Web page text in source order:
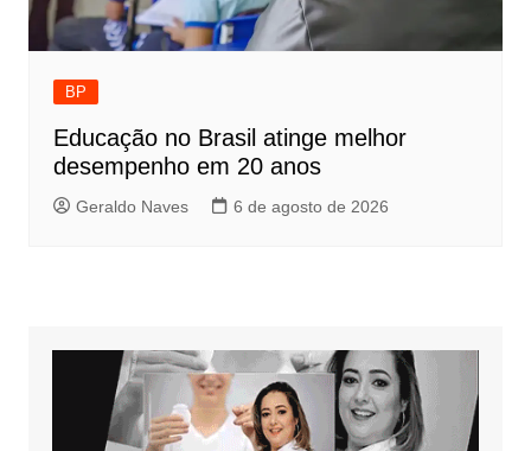
BP
Educação no Brasil atinge melhor
desempenho em 20 anos
Geraldo Naves 6 de agosto de 2026